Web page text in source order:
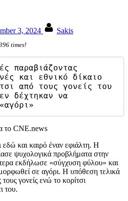
3, 2024 Sakis
times!
παραβιάζοντας
και εθνικό δίκαιο
από τους γονείς του
δέχτηκαν να
το CNE.news
εδώ και καιρό έναν εφιάλτη. Η
ψυχολογικά προβλήματα στην
εκδήλωσε «σύγχυση φύλου» και
σε αγόρι. Η υπόθεση τελικά
γονείς ενώ το κορίτσι
του.